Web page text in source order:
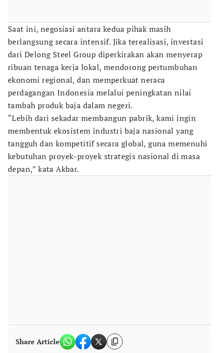
Saat ini, negosiasi antara kedua pihak masih
berlangsung secara intensif. Jika terealisasi, investasi
dari Delong Steel Group diperkirakan akan menyerap
ribuan tenaga kerja lokal, mendorong pertumbuhan
ekonomi regional, dan memperkuat neraca
perdagangan Indonesia melalui peningkatan nilai
tambah produk baja dalam negeri.
“Lebih dari sekadar membangun pabrik, kami ingin
membentuk ekosistem industri baja nasional yang
tangguh dan kompetitif secara global, guna memenuhi
kebutuhan proyek-proyek strategis nasional di masa
depan,” kata Akbar.
Share Article